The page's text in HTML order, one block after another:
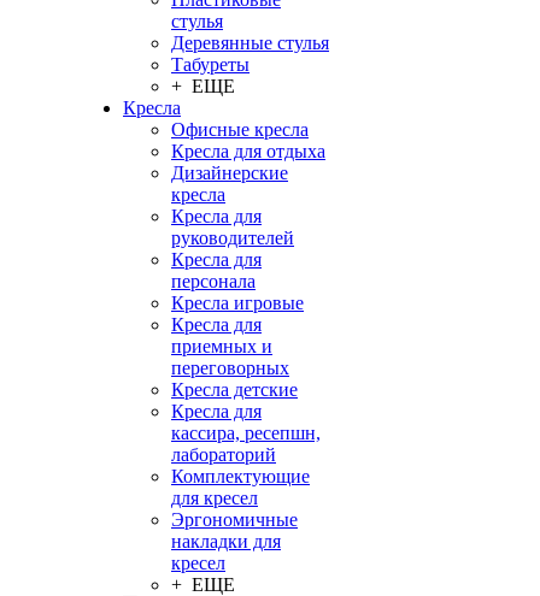
стулья
Деревянные стулья
Табуреты
+ ЕЩЕ
Кресла
Офисные кресла
Кресла для отдыха
Дизайнерские
кресла
Кресла для
руководителей
Кресла для
персонала
Кресла игровые
Кресла для
приемных и
переговорных
Кресла детские
Кресла для
кассира, ресепшн,
лабораторий
Комплектующие
для кресел
Эргономичные
накладки для
кресел
+ ЕЩЕ